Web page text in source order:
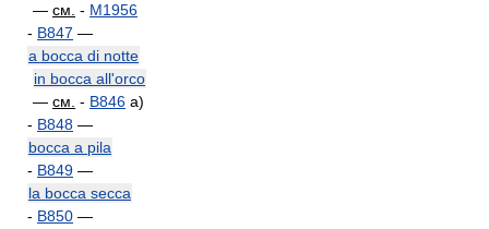
— см. - M1956
- B847 —
a bocca di notte
in bocca all'orco
— см. - B846 a)
- B848 —
bocca a pila
- B849 —
la bocca secca
- B850 —